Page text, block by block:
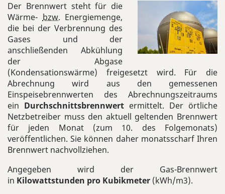
Der Brennwert steht für die
Wärme- bzw. Energiemenge,
die bei der Verbrennung des
Gases und der
anschließenden Abkühlung
der Abgase
(Kondensationswärme) freigesetzt wird. Für die
Abrechnung wird aus den gemessenen
Einspeisebrennwerten des Abrechnungszeitraums
ein Durchschnittsbrennwert ermittelt. Der örtliche
Netzbetreiber muss den aktuell geltenden Brennwert
für jeden Monat (zum 10. des Folgemonats)
veröffentlichen. Sie können daher monatsscharf Ihren
Brennwert nachvollziehen.
Angegeben wird der Gas-Brennwert
in Kilowattstunden pro Kubikmeter (kWh/m3).